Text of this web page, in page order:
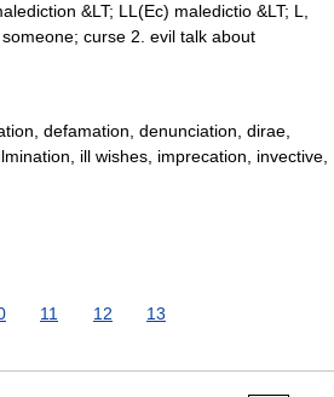
&LT; LL(Ec) maledictio &LT; L,
curse 2. evil talk about
defamation, denunciation, dirae,
ill wishes, imprecation, invective,
11 12 13